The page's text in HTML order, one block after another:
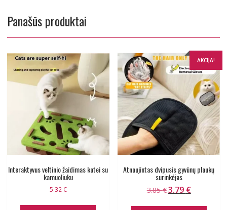
Panašūs produktai
Interaktyvus veltinio žaidimas katei su
kamuoliuku
5.32€
AKCIJA!
Atnaujintas dvipusis gyvūnų plaukų
surinkėjas
3.85€Original
3.79 €Current